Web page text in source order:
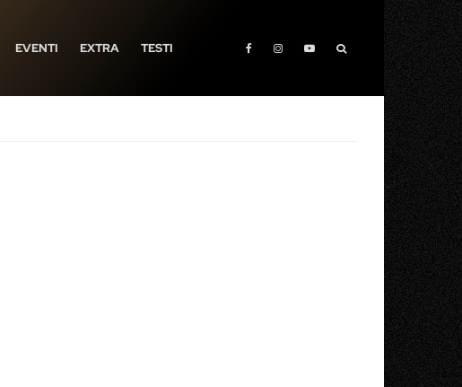
EVENTI EXTRA TESTI